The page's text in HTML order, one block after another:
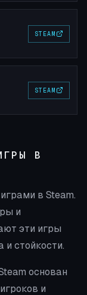
STEAM
STEAM
В
в Steam.
и
эти игры
стойкости.
основан
и